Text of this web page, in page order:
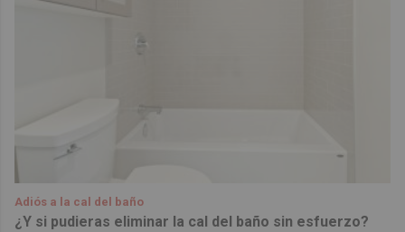
Adiós a la cal del baño
¿Y si pudieras eliminar la cal del baño sin esfuerzo?